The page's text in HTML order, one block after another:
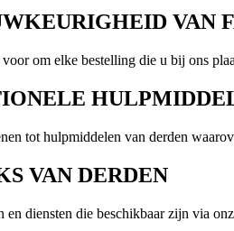
VAN
om elke bestelling die u bij ons
tot hulpmiddelen van derden
VAN DERDEN
en diensten die beschikbaar zijn via